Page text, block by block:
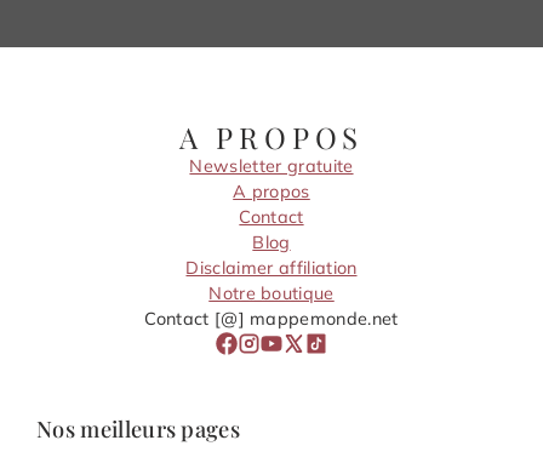
A PROPOS
Newsletter gratuite
A propos
Contact
Blog
Disclaimer affiliation
Notre boutique
Contact [@] mappemonde.net
Nos meilleurs pages